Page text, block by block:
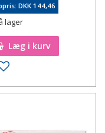
DKK 144,46
lager
Læg i kurv
Tilføj til ønskeseddel